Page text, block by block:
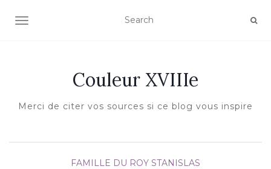
AFFICHER/MASQUER LA NAVIGATION
Couleur XVIIIe
Merci de citer vos sources si ce blog vous inspire
FAMILLE DU ROY STANISLAS